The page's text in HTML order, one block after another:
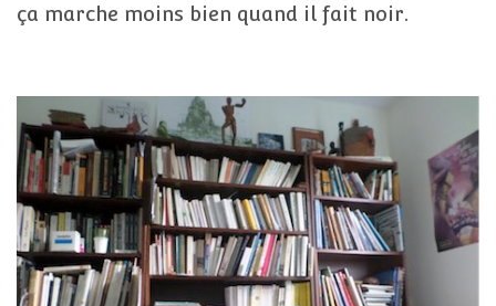
ça marche moins bien quand il fait noir.